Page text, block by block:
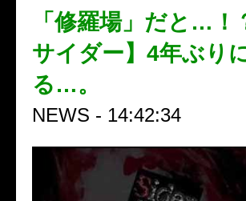
「修羅場」だと…
サイダー】4年ぶり
る…。
NEWS - 14:42:34